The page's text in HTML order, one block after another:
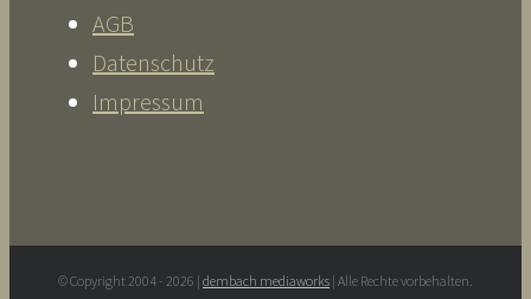
AGB
Datenschutz
Impressum
© Copyright 2004 - 2026 | dembach mediaworks | Alle Rechte vorbehalten.